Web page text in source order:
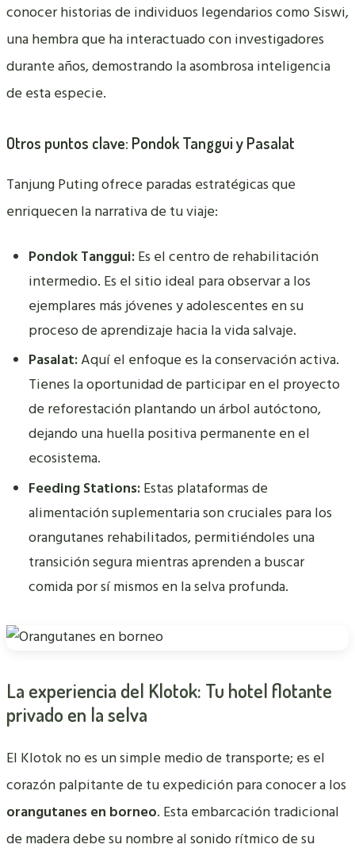
conocer historias de individuos legendarios como Siswi,
una hembra que ha interactuado con investigadores
durante años, demostrando la asombrosa inteligencia
de esta especie.
Otros puntos clave: Pondok Tanggui y Pasalat
Tanjung Puting ofrece paradas estratégicas que
enriquecen la narrativa de tu viaje:
Pondok Tanggui:Es el centro de rehabilitación
intermedio. Es el sitio ideal para observar a los
ejemplares más jóvenes y adolescentes en su
proceso de aprendizaje hacia la vida salvaje.
Pasalat:Aquí el enfoque es la conservación activa.
Tienes la oportunidad de participar en el proyecto
de reforestación plantando un árbol autóctono,
dejando una huella positiva permanente en el
ecosistema.
Feeding Stations:Estas plataformas de
alimentación suplementaria son cruciales para los
orangutanes rehabilitados, permitiéndoles una
transición segura mientras aprenden a buscar
comida por sí mismos en la selva profunda.
La experiencia del Klotok: Tu hotel flotante
privado en la selva
El Klotok no es un simple medio de transporte; es el
corazón palpitante de tu expedición para conocer a los
orangutanes en borneo. Esta embarcación tradicional
de madera debe su nombre al sonido rítmico de su